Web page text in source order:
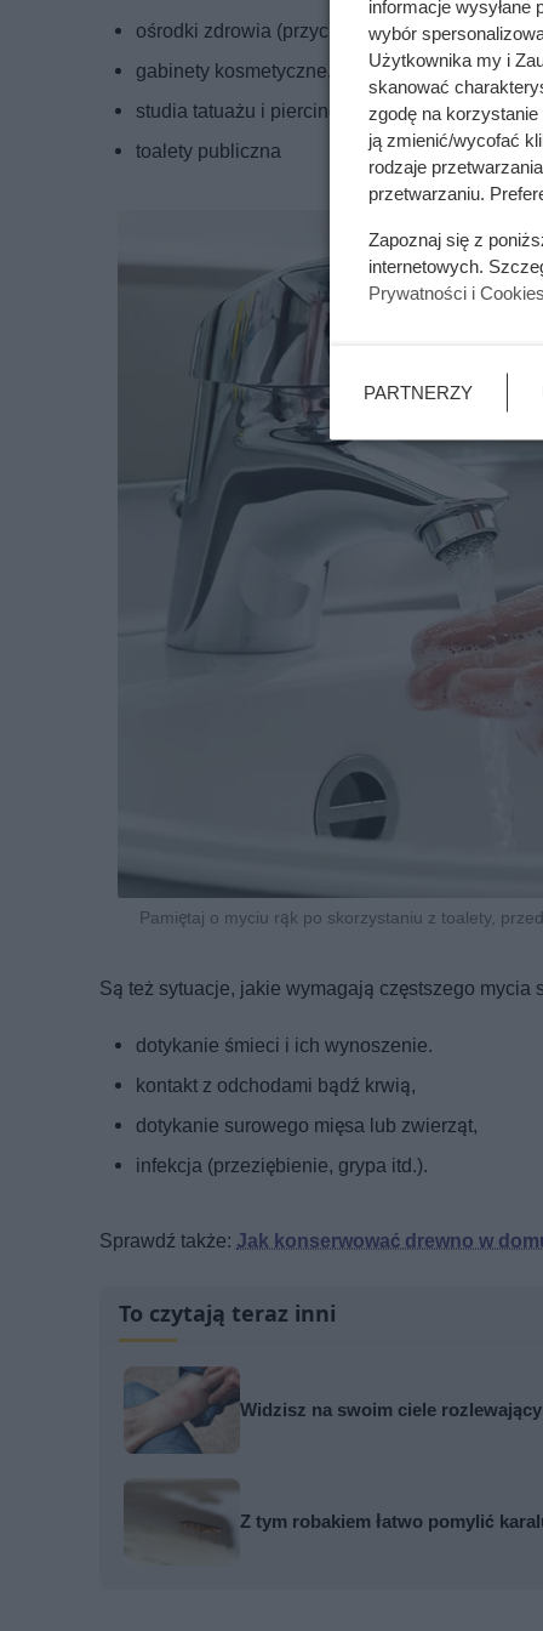
ośrodki zdrowia (przychodnia, konsylium,
gabinety kosmetyczne,
studia tatuażu i piercingu,
toalety publiczna
Pamiętaj o myciu rąk po skorzystaniu z toalety,
Są też sytuacje, jakie wymagają częstszego mycia
dotykanie śmieci i ich wynoszenie.
kontakt z odchodami bądź krwią,
dotykanie surowego mięsa lub zwierząt,
infekcja (przeziębienie, grypa itd.).
Sprawdź także: Jak konserwować drewno w
To czytają teraz inni
Widzisz na swoim ciele
Z tym robakiem łatwo pomylić
informacje wysyłane
wybór
Użytkownika my i
skanować
zgodę na
ją zmienić/wycofać
rodzaje
przetwarzaniu.
Zapoznaj się z
internetowych.
Prywatności i Cookies
PARTNERZY